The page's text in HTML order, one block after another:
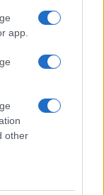
app.
other